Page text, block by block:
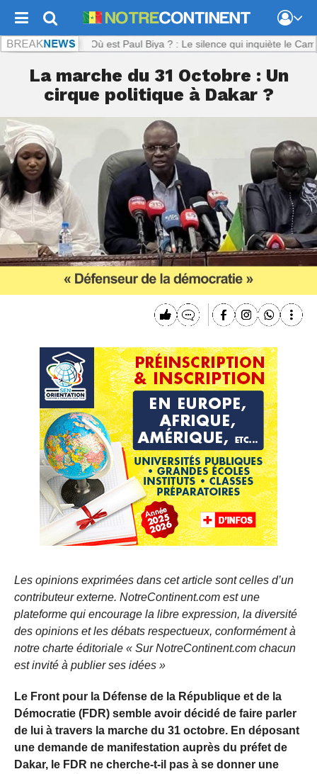
: Où est Paul Biya ? : Le silence qui inquiète le Cameroun
La marche du 31 Octobre : Un
cirque politique à Dakar ?
Les opinions exprimées dans cet article sont celles d’un
contributeur externe. NotreContinent.com est une
plateforme qui encourage la libre expression, la diversité
des opinions et les débats respectueux, conformément à
notre charte éditoriale « Sur NotreContinent.com chacun
est invité à publier ses idées »
Le Front pour la Défense de la République et de la
Démocratie (FDR) semble avoir décidé de faire parler
de lui à travers la marche du 31 octobre. En déposant
une demande de manifestation auprès du préfet de
Dakar, le FDR ne cherche-t-il pas à se donner une